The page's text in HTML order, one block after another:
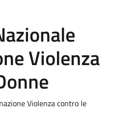
Violenza
Violenza contro le